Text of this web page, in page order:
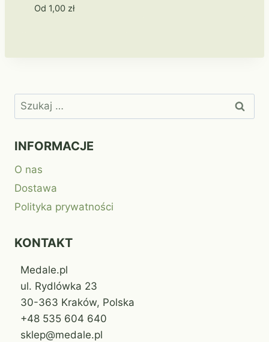
Od 1,00 zł
Szukaj:
INFORMACJE
O nas
Dostawa
Polityka prywatności
KONTAKT
Medale.pl
ul. Rydlówka 23
30-363 Kraków, Polska
+48 535 604 640
sklep@medale.pl